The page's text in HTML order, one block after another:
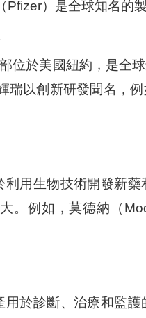
）是全球知名的
位於美國紐約，是全
瑞以創新研發聞名，
利用生物技術開發新
。例如，莫德納（
用於診斷、治療和監